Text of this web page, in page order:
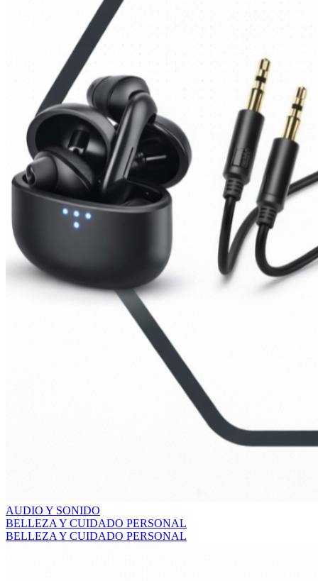
AUDIO Y SONIDO
BELLEZA Y CUIDADO PERSONAL
BELLEZA Y CUIDADO PERSONAL